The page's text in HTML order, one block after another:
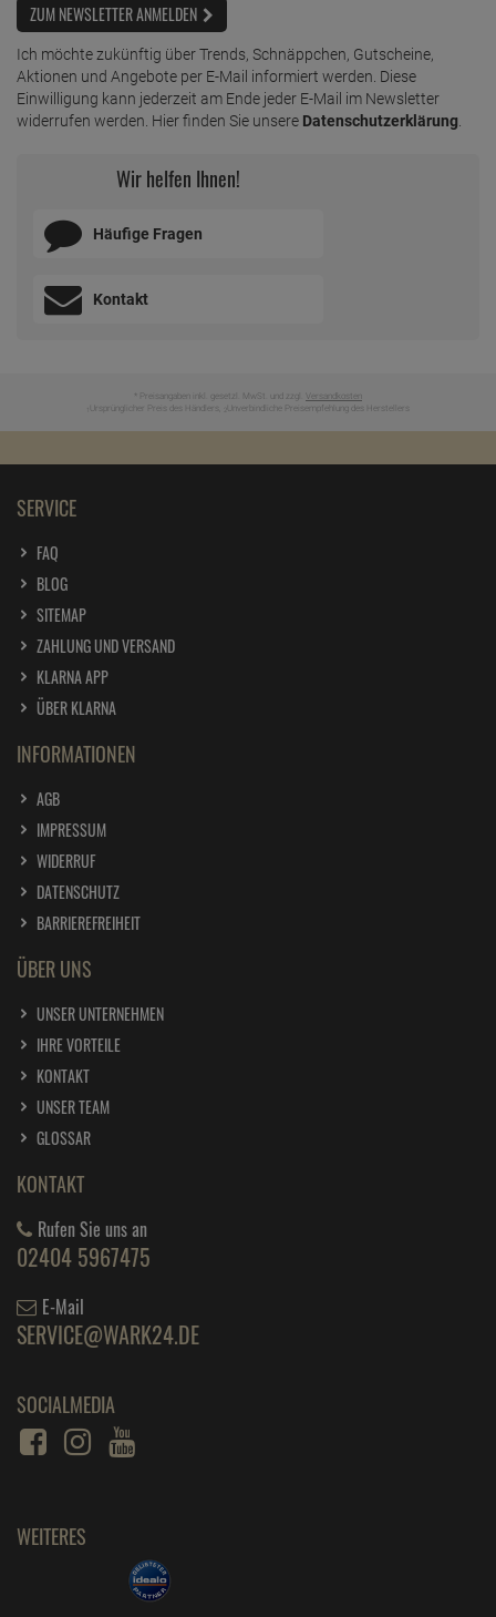
ZUM NEWSLETTER ANMELDEN
Ich möchte zukünftig über Trends, Schnäppchen, Gutscheine,
Aktionen und Angebote per E-Mail informiert werden. Diese
Einwilligung kann jederzeit am Ende jeder E-Mail im Newsletter
widerrufen werden. Hier finden Sie unsere Datenschutzerklärung
Wir helfen Ihnen!
Häufige Fragen
Kontakt
* Preisangaben inkl. gesetzl. MwSt. und zzgl. Versandkosten
Ursprünglicher Preis des Händlers, Unverbindliche Preisempfehlung des Herstellers
SERVICE
FAQ
BLOG
SITEMAP
ZAHLUNG UND VERSAND
KLARNA APP
ÜBER KLARNA
INFORMATIONEN
AGB
IMPRESSUM
WIDERRUF
DATENSCHUTZ
BARRIEREFREIHEIT
ÜBER UNS
UNSER UNTERNEHMEN
IHRE VORTEILE
KONTAKT
UNSER TEAM
GLOSSAR
KONTAKT
Rufen Sie uns an
02404 5967475
E-Mail
SERVICE@WARK24.DE
SOCIALMEDIA
WEITERES